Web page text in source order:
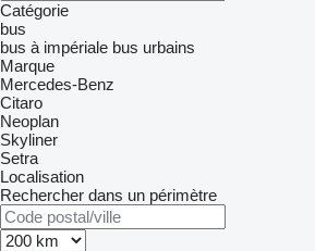
Catégorie
bus
bus à impériale bus urbains
Marque
Mercedes-Benz
Citaro
Neoplan
Skyliner
Setra
Localisation
Rechercher dans un périmètre